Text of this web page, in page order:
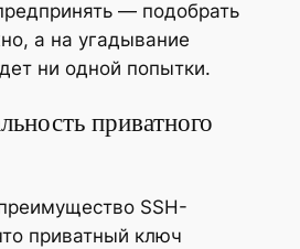
— подобрать
а на угадывание
ни одной попытки.
приватного
SSH-
приватный ключ